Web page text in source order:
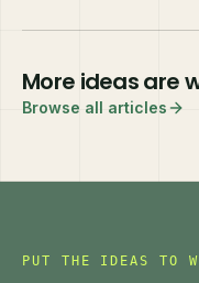
More ideas are
Browse all articles
PUT THE IDEAS TO